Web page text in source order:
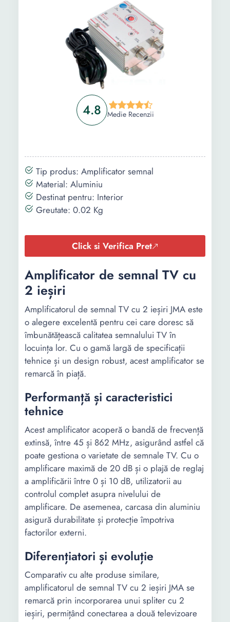
4.8 Medie Recenzii
Tip produs: Amplificator semnal
Material: Aluminiu
Destinat pentru: Interior
Greutate: 0.02 Kg
Click si Verifica Pret
Amplificator de semnal TV cu
2 ieșiri
Amplificatorul de semnal TV cu 2 ieșiri JMA este
o alegere excelentă pentru cei care doresc să
îmbunătățească calitatea semnalului TV în
locuința lor. Cu o gamă largă de specificații
tehnice și un design robust, acest amplificator se
remarcă în piață.
Performanță și caracteristici
tehnice
Acest amplificator acoperă o bandă de frecvență
extinsă, între 45 și 862 MHz, asigurând astfel că
poate gestiona o varietate de semnale TV. Cu o
amplificare maximă de 20 dB și o plajă de reglaj
a amplificării între 0 și 10 dB, utilizatorii au
controlul complet asupra nivelului de
amplificare. De asemenea, carcasa din aluminiu
asigură durabilitate și protecție împotriva
factorilor externi.
Diferențiatori și evoluție
Comparativ cu alte produse similare,
amplificatorul de semnal TV cu 2 ieșiri JMA se
remarcă prin incorporarea unui spliter cu 2
ieșiri, permițând conectarea a două televizoare